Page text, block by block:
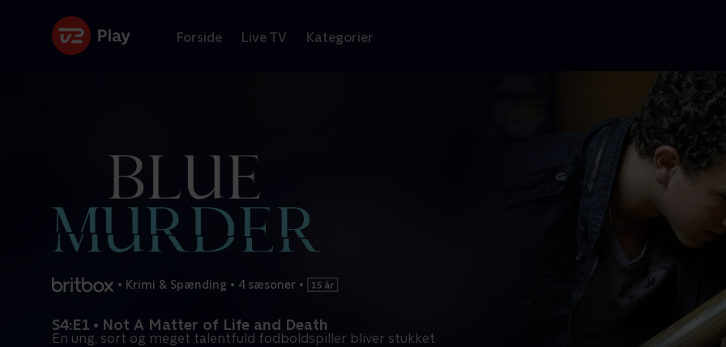
Forside Live TV Kategorier
• Krimi & Spænding • 4 sæsoner •
S4:E1 • Not A Matter of Life and Death
En ung, sort og meget talentfuld fodboldspiller bliver stukket